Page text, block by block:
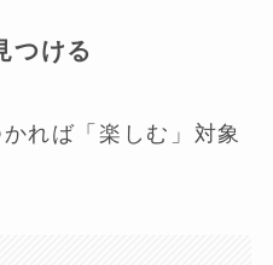
つける
れば「楽しむ」対象